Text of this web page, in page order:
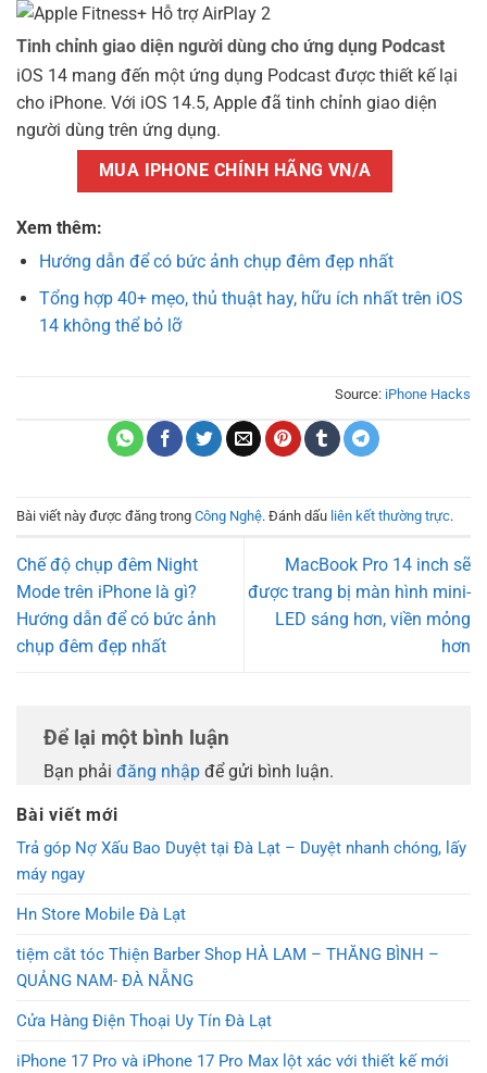
Bài viết mới
Trả góp Nợ Xấu Bao Duyệt tại Đà Lạt – Duyệt nhanh chóng, lấy
máy ngay
Hn Store Mobile Đà Lạt
tiệm cắt tóc Thiện Barber Shop HÀ LAM – THĂNG BÌNH –
QUẢNG NAM- ĐÀ NẴNG
Cửa Hàng Điện Thoại Uy Tín Đà Lạt
iPhone 17 Pro và iPhone 17 Pro Max lột xác với thiết kế mới
Tinh chỉnh giao diện người dùng cho ứng dụng Podcast
iOS 14 mang đến một ứng dụng Podcast được thiết kế lại
cho iPhone. Với iOS 14.5, Apple đã tinh chỉnh giao diện
người dùng trên ứng dụng.
MUA IPHONE CHÍNH HÃNG VN/A
Xem thêm:
Hướng dẫn để có bức ảnh chụp đêm đẹp nhất
Tổng hợp 40+ mẹo, thủ thuật hay, hữu ích nhất trên iOS
14 không thể bỏ lỡ
Source: iPhone Hacks
Bài viết này được đăng trong Công Nghệ. Đánh dấu liên kết thường trực.
Chế độ chụp đêm Night
Mode trên iPhone là gì?
Hướng dẫn để có bức ảnh
chụp đêm đẹp nhất
MacBook Pro 14 inch sẽ
được trang bị màn hình mini-
LED sáng hơn, viền mỏng
hơn
Để lại một bình luận
Bạn phải đăng nhập để gửi bình luận.